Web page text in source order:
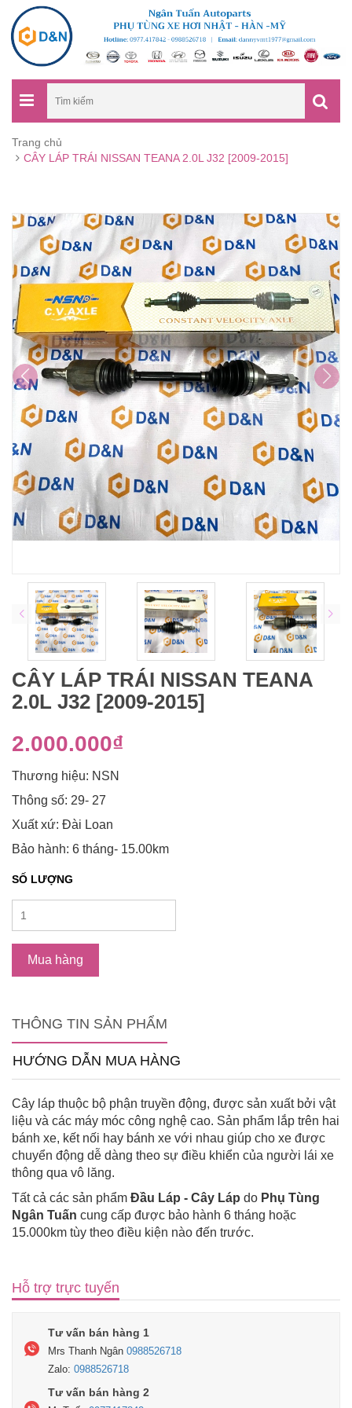
Trang chủ
CÂY LÁP TRÁI NISSAN TEANA 2.0L J32 [2009-2015]
CÂY LÁP TRÁI NISSAN TEANA
2.0L J32 [2009-2015]
2.000.000₫
Thương hiệu: NSN
Thông số: 29- 27
Xuất xứ: Đài Loan
Bảo hành: 6 tháng- 15.00km
SỐ LƯỢNG
Mua hàng
THÔNG TIN SẢN PHẨM
HƯỚNG DẪN MUA HÀNG
Cây láp thuộc bộ phận truyền động, được sản xuất bởi vật
liệu và các máy móc công nghệ cao. Sản phẩm lắp trên hai
bánh xe, kết nối hay bánh xe với nhau giúp cho xe được
chuyển động dễ dàng theo sự điều khiển của người lái xe
thông qua vô lăng.
Tất cả các sản phẩm Đầu Láp - Cây Láp do Phụ Tùng
Ngân Tuấn cung cấp được bảo hành 6 tháng hoặc
15.000km tùy theo điều kiện nào đến trước.
Hỗ trợ trực tuyến
Tư vấn bán hàng 1
Mrs Thanh Ngân 0988526718
Zalo: 0988526718
Tư vấn bán hàng 2